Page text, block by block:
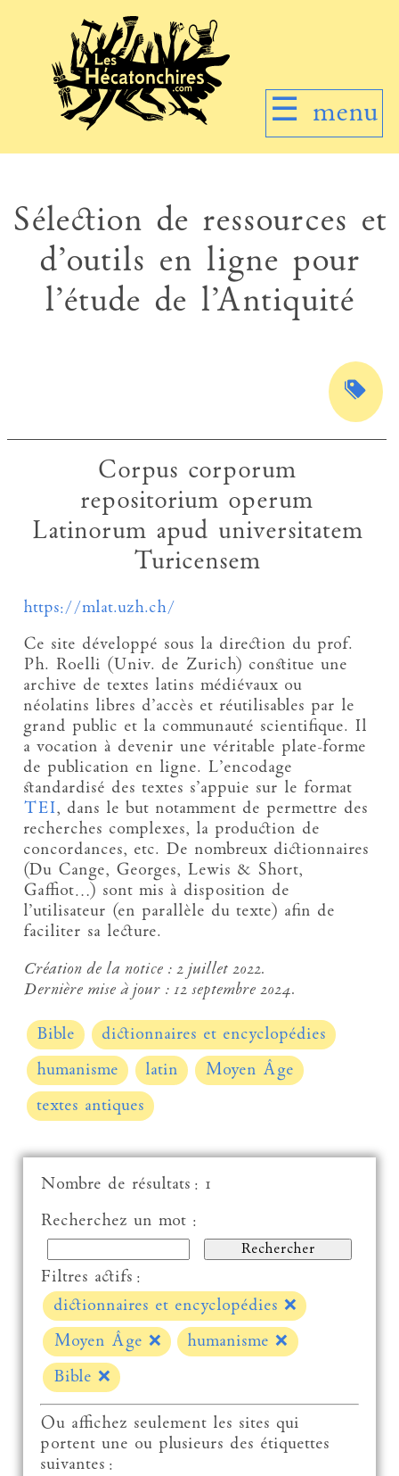
☰ menu
Sélection de ressources et
d’outils en ligne pour
l’étude de l’Antiquité
Corpus corporum
repositorium operum
Latinorum apud universitatem
Turicensem
https://mlat.uzh.ch/
Ce site développé sous la direction du prof.
Ph. Roelli (Univ. de Zurich) constitue une
archive de textes latins médiévaux ou
néolatins libres d’accès et réutilisables par le
grand public et la communauté scientifique. Il
a vocation à devenir une véritable plate-forme
de publication en ligne. L’encodage
standardisé des textes s’appuie sur le format
TEI, dans le but notamment de permettre des
recherches complexes, la production de
concordances, etc. De nombreux dictionnaires
(Du Cange, Georges, Lewis & Short,
Gaffiot…) sont mis à disposition de
l’utilisateur (en parallèle du texte) afin de
faciliter sa lecture.
Création de la notice :2 juillet 2022.
Dernière mise à jour :12 septembre 2024.
Bible
dictionnaires et encyclopédies
humanisme
latin
Moyen Âge
textes antiques
Nombre de résultats : 1
Recherchez un mot :
Filtres actifs :
dictionnaires et encyclopédies ❌
Moyen Âge ❌ humanisme❌
Bible ❌
Ou affichez seulement les sites qui
portent une ou plusieurs des étiquettes
suivantes :